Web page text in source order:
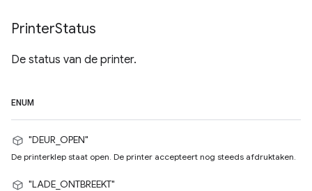
PrinterStatus
De status van de printer.
ENUM
"DEUR_OPEN"
De printerklep staat open. De printer accepteert nog steeds afdruktaken.
"LADE_ONTBREEKT"